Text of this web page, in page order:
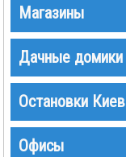
Магазины
Дачные домики
Остановки Киев
Офисы